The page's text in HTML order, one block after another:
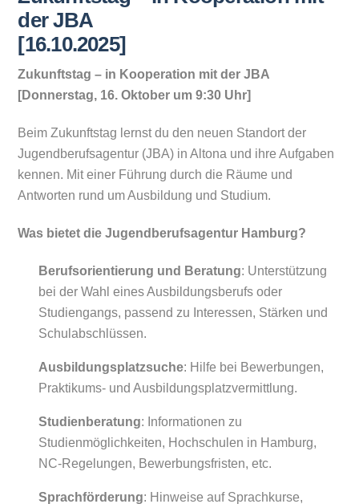
der JBA
[16.10.2025]
Zukunftstag – in Kooperation mit der JBA
[Donnerstag, 16. Oktober um 9:30 Uhr]
Beim Zukunftstag lernst du den neuen Standort der
Jugendberufsagentur (JBA) in Altona und ihre Aufgaben
kennen. Mit einer Führung durch die Räume und
Antworten rund um Ausbildung und Studium.
Was bietet die Jugendberufsagentur Hamburg?
Berufsorientierung und Beratung: Unterstützung
bei der Wahl eines Ausbildungsberufs oder
Studiengangs, passend zu Interessen, Stärken und
Schulabschlüssen.
Ausbildungsplatzsuche: Hilfe bei Bewerbungen,
Praktikums- und Ausbildungsplatzvermittlung.
Studienberatung: Informationen zu
Studienmöglichkeiten, Hochschulen in Hamburg,
NC-Regelungen, Bewerbungsfristen, etc.
Sprachförderung: Hinweise auf Sprachkurse,